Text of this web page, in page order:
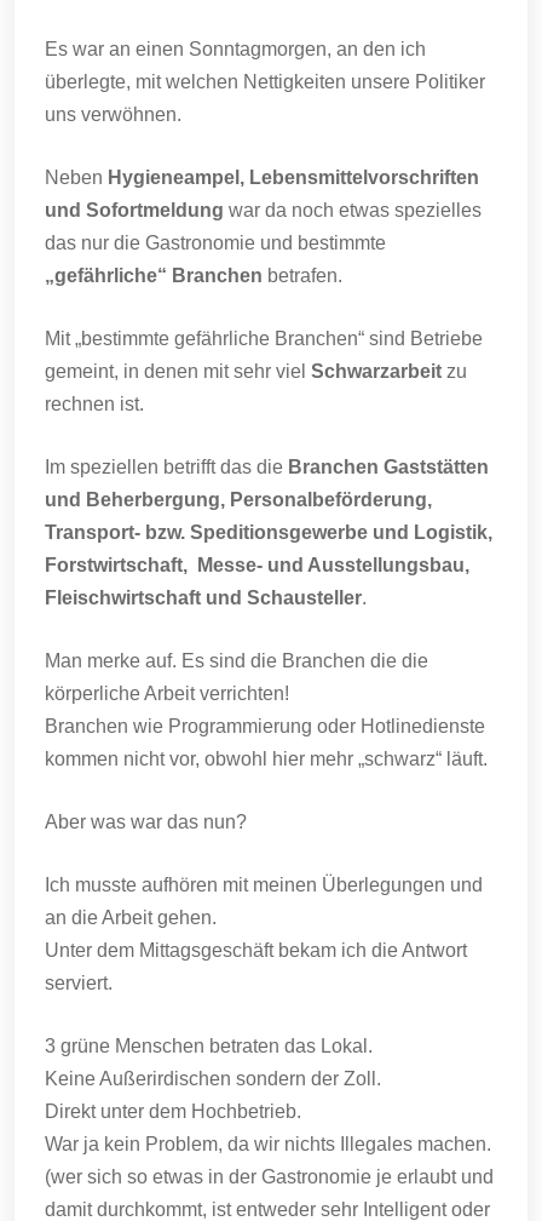
Es war an einen Sonntagmorgen, an den ich
überlegte, mit welchen Nettigkeiten unsere Politiker
uns verwöhnen.
Neben Hygieneampel, Lebensmittelvorschriften
und Sofortmeldung war da noch etwas spezielles
das nur die Gastronomie und bestimmte
„gefährliche“ Branchen betrafen.
Mit „bestimmte gefährliche Branchen“ sind Betriebe
gemeint, in denen mit sehr viel Schwarzarbeit zu
rechnen ist.
Im speziellen betrifft das die Branchen Gaststätten
und Beherbergung, Personalbeförderung,
Transport- bzw. Speditionsgewerbe und Logistik,
Forstwirtschaft, Messe- und Ausstellungsbau,
Fleischwirtschaft und Schausteller.
Man merke auf. Es sind die Branchen die die
körperliche Arbeit verrichten!
Branchen wie Programmierung oder Hotlinedienste
kommen nicht vor, obwohl hier mehr „schwarz“ läuft.
Aber was war das nun?
Ich musste aufhören mit meinen Überlegungen und
an die Arbeit gehen.
Unter dem Mittagsgeschäft bekam ich die Antwort
serviert.
3 grüne Menschen betraten das Lokal.
Keine Außerirdischen sondern der Zoll.
Direkt unter dem Hochbetrieb.
War ja kein Problem, da wir nichts Illegales machen.
(wer sich so etwas in der Gastronomie je erlaubt und
damit durchkommt, ist entweder sehr Intelligent oder